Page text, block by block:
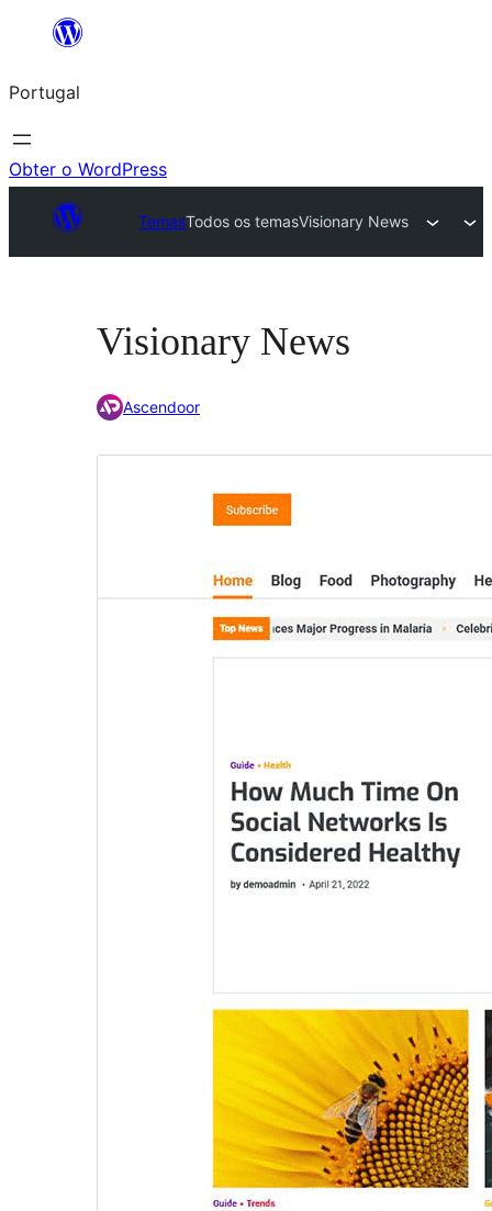
Saltar
o
conteúdo
Portugal
Obter o WordPress
TemasTodos os temasVisionary News
Visionary News
Ascendoor